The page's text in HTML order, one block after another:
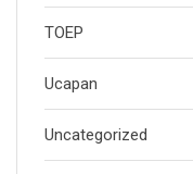
TOEP
Ucapan
Uncategorized